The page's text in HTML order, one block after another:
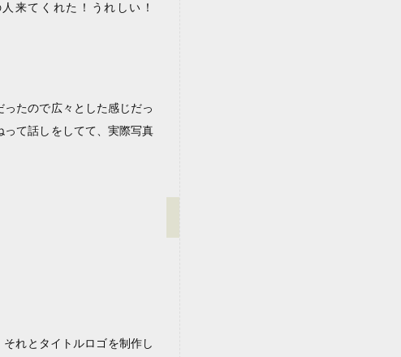
来てくれた！うれしい！
たので広々とした感じだっ
て話しをしてて、実際写真
れとタイトルロゴを制作し